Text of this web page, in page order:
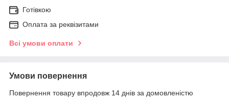
Готівкою
Оплата за реквізитами
Всі умови оплати
Умови повернення
Повернення товару впродовж 14 днів за домовленістю